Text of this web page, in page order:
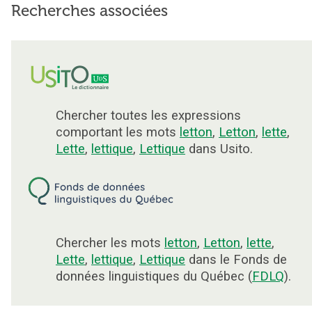
Recherches associées
Chercher toutes les expressions
comportant les mots letton, Letton, lette,
Lette, lettique, Lettique dans Usito.
Chercher les mots letton, Letton, lette,
Lette, lettique, Lettique dans le Fonds de
données linguistiques du Québec (FDLQ).